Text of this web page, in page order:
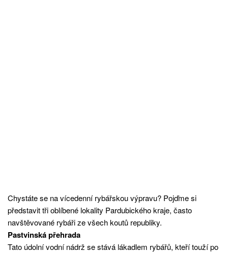
Chystáte se na vícedenní rybářskou výpravu? Pojďme si
představit tři oblíbené lokality Pardubického kraje, často
navštěvované rybáři ze všech koutů republiky.
Pastvinská přehrada
Tato údolní vodní nádrž se stává lákadlem rybářů, kteří touží po